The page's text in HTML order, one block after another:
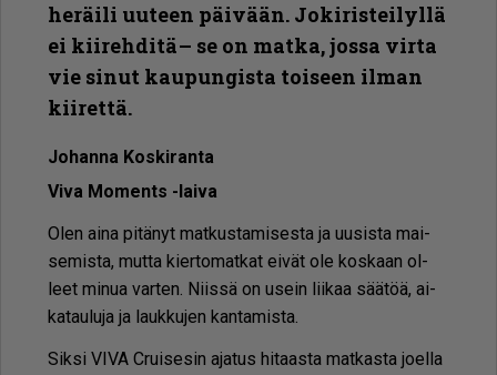
heräili uuteen päivään. Jokiristeilyllä
ei kiirehditä – se on matka, jossa virta
vie sinut kaupungista toiseen ilman
kiirettä.
Jo­han­na Kos­ki­ran­ta
Viva Mo­ments -lai­va
Olen ai­na pi­tä­nyt mat­kus­ta­mi­ses­ta ja uu­sis­ta mai­
se­mis­ta, mut­ta kier­to­mat­kat ei­vät ole kos­kaan ol­
leet mi­nua var­ten. Niis­sä on usein lii­kaa sää­töä, ai­
ka­tau­lu­ja ja lauk­ku­jen kan­ta­mis­ta.
Sik­si VIVA Crui­se­sin aja­tus hi­taas­ta mat­kas­ta jo­el­la